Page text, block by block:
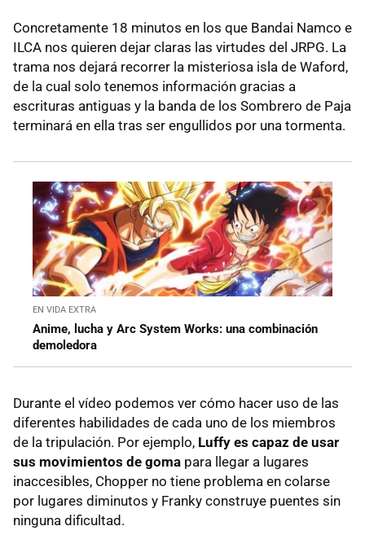
Concretamente 18 minutos en los que Bandai Namco e
ILCA nos quieren dejar claras las virtudes del JRPG. La
trama nos dejará recorrer la misteriosa isla de Waford,
de la cual solo tenemos información gracias a
escrituras antiguas y la banda de los Sombrero de Paja
terminará en ella tras ser engullidos por una tormenta.
EN VIDA EXTRA
Anime, lucha y Arc System Works: una combinación
demoledora
Durante el vídeo podemos ver cómo hacer uso de las
diferentes habilidades de cada uno de los miembros
de la tripulación. Por ejemplo, Luffy es capaz de usar
sus movimientos de goma para llegar a lugares
inaccesibles, Chopper no tiene problema en colarse
por lugares diminutos y Franky construye puentes sin
ninguna dificultad.